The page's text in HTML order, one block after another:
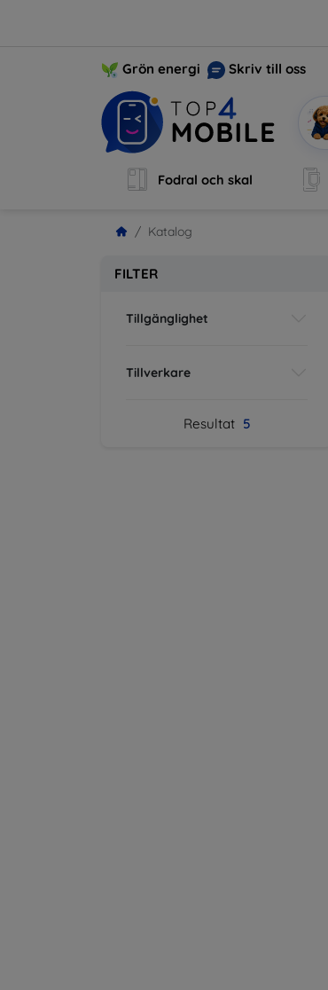
Grön energi Skriv till oss
Fodral och skal
Katalog
FILTER
Tillgänglighet
Tillverkare
Resultat 5